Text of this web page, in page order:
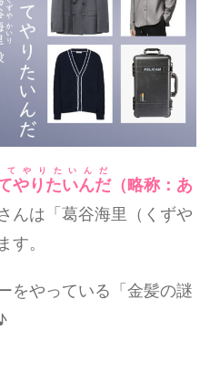
やりたいんだ
てやりたいんだ
（略称：あ
んは「葛谷海里（くずや
す。
をやっている「金髪の謎